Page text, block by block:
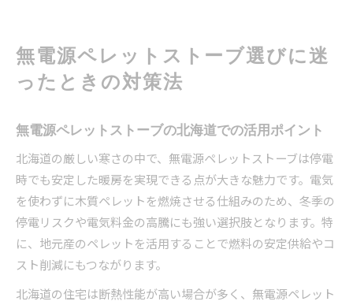
無電源ペレットストーブ選びに迷
ったときの対策法
無電源ペレットストーブの北海道での活用ポイント
北海道の厳しい寒さの中で、無電源ペレットストーブは停電
時でも安定した暖房を実現できる点が大きな魅力です。電気
を使わずに木質ペレットを燃焼させる仕組みのため、冬季の
停電リスクや電気料金の高騰にも強い選択肢となります。特
に、地元産のペレットを活用することで燃料の安定供給やコ
スト削減にもつながります。
北海道の住宅は断熱性能が高い場合が多く、無電源ペレット